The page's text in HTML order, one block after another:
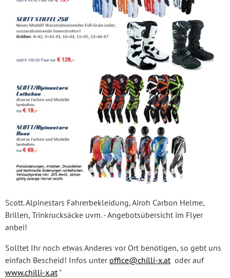
Scott. Alpinestars Fahrerbekleidung, Airoh Carbon Helme,
Brillen, Trinkrucksäcke uvm. - Angebotsübersicht im Flyer
anbei!
Solltet Ihr noch etwas Anderes vor Ort benötigen, so gebt uns
einfach Bescheid! Infos unteroffice@chilli-x.at oder auf
www.chilli-x.at "